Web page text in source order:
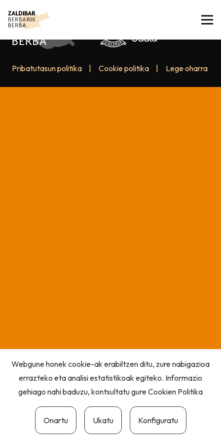
Pribatutasun politika Cookie politika Lege oharra
Webgune honek cookie-ak erabiltzen ditu, zure nabigazioa
errazteko eta analisi estatistikoak egiteko. Informazio
gehiago nahi baduzu, kontsultatu gureCookien Politika
Onartu Ukatu Konfiguratu